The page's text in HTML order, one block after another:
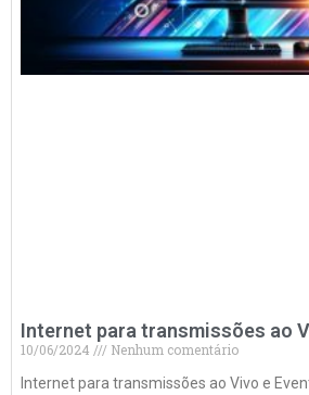
Internet para transmissões ao
10/06/2024
Nenhum comentário
Internet para transmissões ao Vivo e